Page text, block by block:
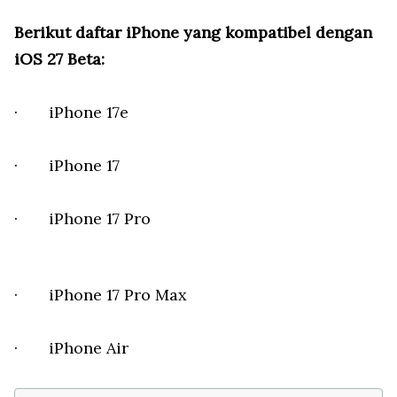
Berikut daftar iPhone yang kompatibel dengan
iOS 27 Beta:
· iPhone 17e
· iPhone 17
· iPhone 17 Pro
· iPhone 17 Pro Max
· iPhone Air